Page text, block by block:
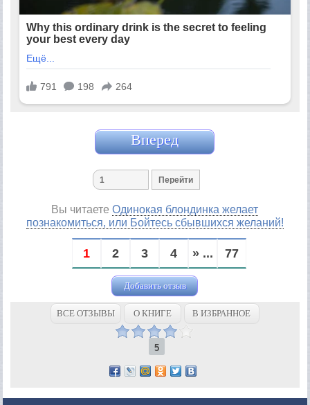
Вперед
Вы читаетеОдинокая блондинка желает
познакомиться, или Бойтесь сбывшихся желаний!
1 2 3 4 » ... 77
Добавить отзыв
ВСЕ ОТЗЫВЫ О КНИГЕ В ИЗБРАННОЕ
5